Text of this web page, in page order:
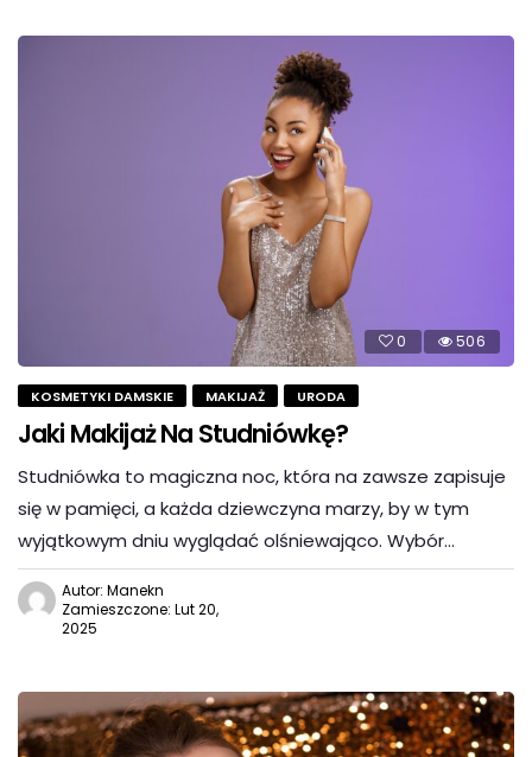
0 506
KOSMETYKI DAMSKIE MAKIJAŻ URODA
Jaki Makijaż Na Studniówkę?
Studniówka to magiczna noc, która na zawsze zapisuje
się w pamięci, a każda dziewczyna marzy, by w tym
wyjątkowym dniu wyglądać olśniewająco. Wybór…
Autor: Manekn
Zamieszczone: Lut 20,
2025